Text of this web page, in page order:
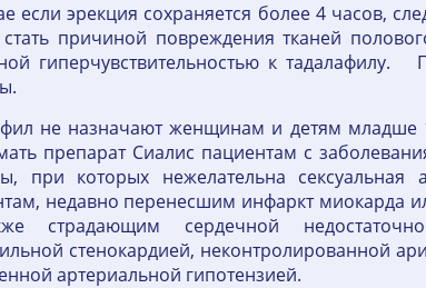
если эрекция сохраняется более 4 часов,
причиной повреждения тканей
гиперчувствительностью к
не назначают женщинам и детям младше
препарат Сиалис пациентам с
при которых нежелательна сексуальная
недавно перенесшим инфаркт миокарда
страдающим сердечной
стенокардией, неконтролированной
артериальной гипотензией.